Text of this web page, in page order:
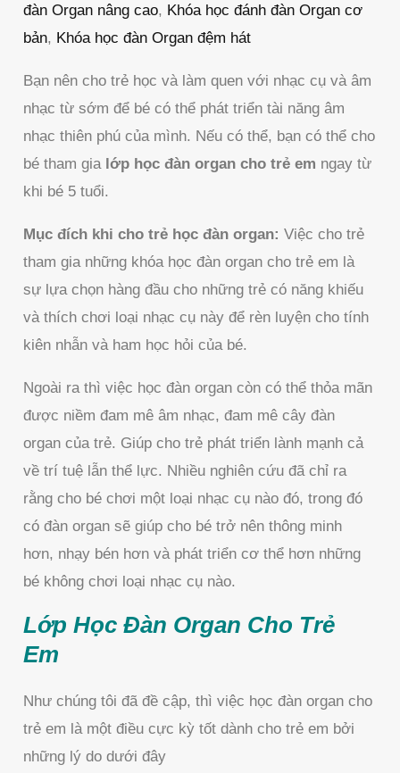
đàn Organ nâng cao, Khóa học đánh đàn Organ cơ
bản, Khóa học đàn Organ đệm hát
Bạn nên cho trẻ học và làm quen với nhạc cụ và âm
nhạc từ sớm để bé có thể phát triển tài năng âm
nhạc thiên phú của mình. Nếu có thể, bạn có thể cho
bé tham gia lớp học đàn organ cho trẻ em ngay từ
khi bé 5 tuổi.
Mục đích khi cho trẻ học đàn organ:Việc cho trẻ
tham gia những khóa học đàn organ cho trẻ em là
sự lựa chọn hàng đầu cho những trẻ có năng khiếu
và thích chơi loại nhạc cụ này để rèn luyện cho tính
kiên nhẫn và ham học hỏi của bé.
Ngoài ra thì việc học đàn organ còn có thể thỏa mãn
được niềm đam mê âm nhạc, đam mê cây đàn
organ của trẻ. Giúp cho trẻ phát triển lành mạnh cả
về trí tuệ lẫn thể lực. Nhiều nghiên cứu đã chỉ ra
rằng cho bé chơi một loại nhạc cụ nào đó, trong đó
có đàn organ sẽ giúp cho bé trở nên thông minh
hơn, nhạy bén hơn và phát triển cơ thể hơn những
bé không chơi loại nhạc cụ nào.
Lớp Học Đàn Organ Cho Trẻ
Em
Như chúng tôi đã đề cập, thì việc học đàn organ cho
trẻ em là một điều cực kỳ tốt dành cho trẻ em bởi
những lý do dưới đây